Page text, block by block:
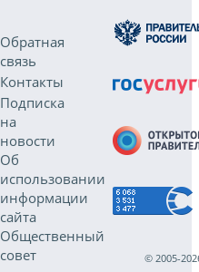
Обратная
связь
Контакты
Подписка
на
новости
Об
использовании
информации
сайта
Общественный
совет
© 2005-